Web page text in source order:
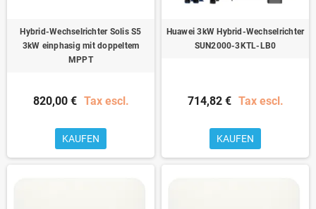
Hybrid-Wechselrichter Solis S5
3kW einphasig mit doppeltem
MPPT
820,00 € Tax escl.
KAUFEN
Huawei 3kW Hybrid-Wechselrichter
SUN2000-3KTL-LB0
714,82 € Tax escl.
KAUFEN